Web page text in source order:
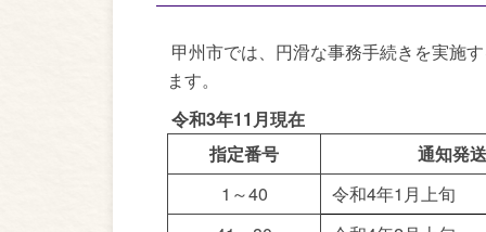
甲州市では、円滑な事務手続きを実施
ます。
令和3年11 月現在
指定番号
通知発
1～40
令和4年1月上旬